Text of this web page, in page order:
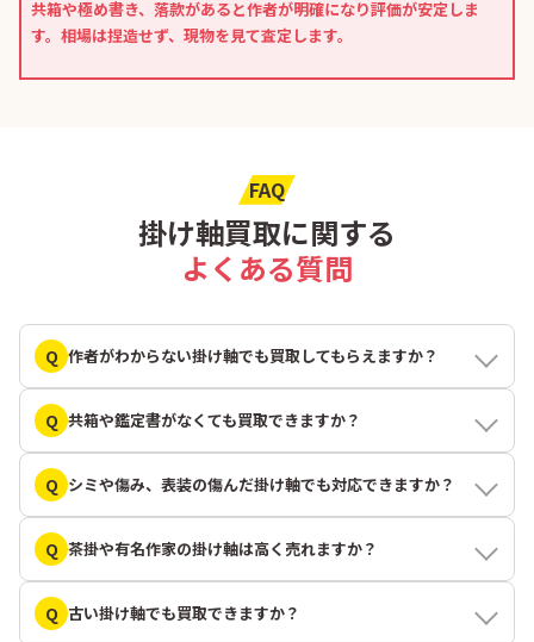
共箱や極め書き、落款があると作者が明確になり評価が安定しま
す。相場は捏造せず、現物を見て査定します。
FAQ
掛け軸買取に関する
よくある質問
Q 作者がわからない掛け軸でも買取してもらえますか？
Q 共箱や鑑定書がなくても買取できますか？
Q シミや傷み、表装の傷んだ掛け軸でも対応できますか？
Q 茶掛や有名作家の掛け軸は高く売れますか？
Q 古い掛け軸でも買取できますか？